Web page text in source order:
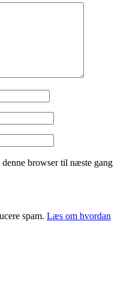
browser til næste gang
spam. Læs om hvordan